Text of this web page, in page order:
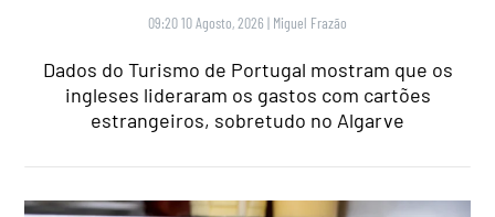
09:20 10 Agosto, 2026 | Miguel Frazão
Dados do Turismo de Portugal mostram que os
ingleses lideraram os gastos com cartões
estrangeiros, sobretudo no Algarve